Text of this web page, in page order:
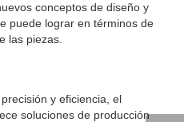
conceptos de diseño y
puede lograr en términos de
las piezas.
y eficiencia, el
soluciones de producción